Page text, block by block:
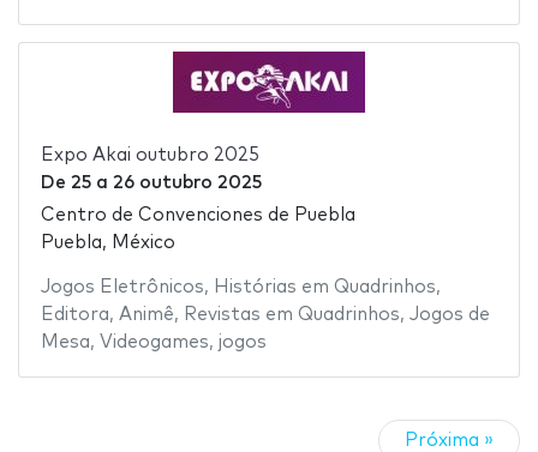
Expo Akai outubro 2025
De 25a 26 outubro 2025
Centro de Convenciones de Puebla
Puebla, México
Jogos Eletrônicos, Histórias em Quadrinhos,
Editora, Animê, Revistas em Quadrinhos, Jogos de
Mesa, Videogames, jogos
Próxima »